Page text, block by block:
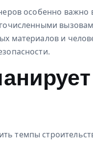
особенно важно
материалов и
темпы